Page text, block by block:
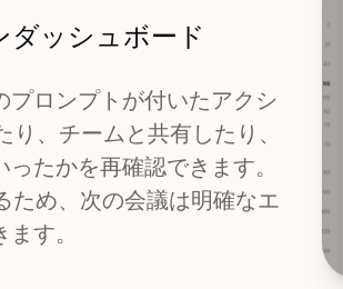
ダッシュボード
プロンプトが付いたアクシ
、チームと共有したり、
たかを再確認できます。
ため、次の会議は明確なエ
す。